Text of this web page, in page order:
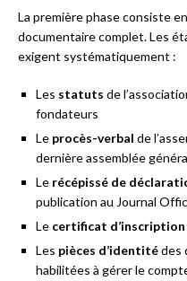
La première phase consiste
documentaire complet. Les
exigent systématiquement :
Les statuts de
fondateurs
Le procès-verbal de
dernière assemblée
Le récépissé de
publication au Journal
Le certificat d’inscription
Les pièces d’identitédes
habilitées à gérer le